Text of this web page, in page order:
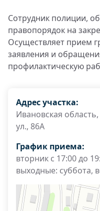
Сотрудник полиции,
правопорядок на
Осуществляет прием
заявления и
профилактическую
Адрес участка:
Ивановская
ул., 86А
График приема:
вторник с 17:00 до
выходные: суббота,